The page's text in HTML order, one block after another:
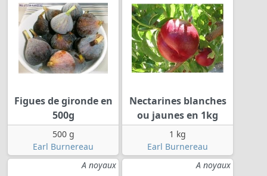
Figues de gironde en
500g
500 g
Earl Burnereau
Nectarines blanches
ou jaunes en 1kg
1 kg
Earl Burnereau
A noyaux
A noyaux